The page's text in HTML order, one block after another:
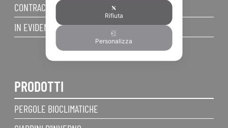
CONTRACT
IN EVIDENZA
PRODOTTI
PERGOLE BIOCLIMATICHE
Rifiuta
Personalizza